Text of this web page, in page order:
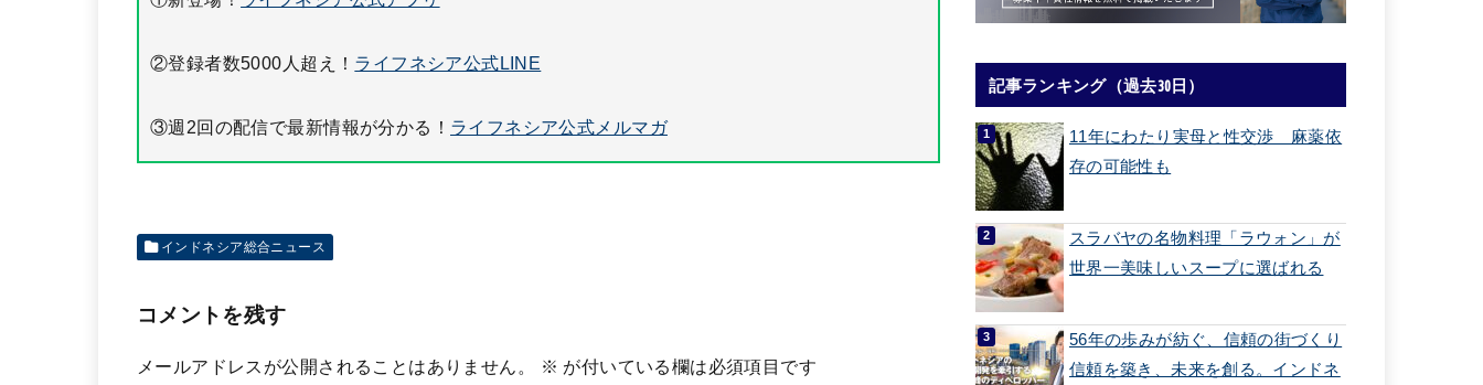
②登録者数5000人超え！ ライフネシア公式LINE
③週2回の配信で最新情報が分かる！ ライフネシア公式メルマガ
インドネシア総合ニュース
コメントを残す
メールアドレスが公開されることはありません。 ※ が付いている欄は必須項目です
記事ランキング（過去30日）
11年にわたり実母と性交渉 麻薬依
存の可能性も
スラバヤの名物料理「ラウォン」が
世界一美味しいスープに選ばれる
56年の歩みが紡ぐ、信頼の街づくり
信頼を築き、未来を創る。インドネ